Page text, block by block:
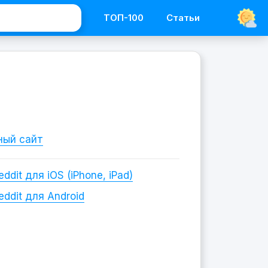
ТОП-100 Статьи
сайт
для iOS (iPhone, iPad)
для Android